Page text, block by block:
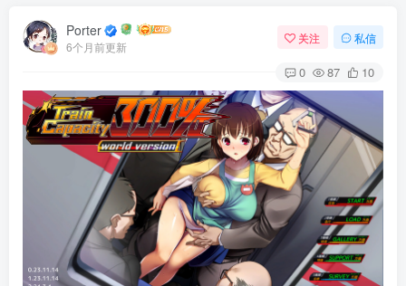
Porter
6个月前更新
关注 私信
0 87 10